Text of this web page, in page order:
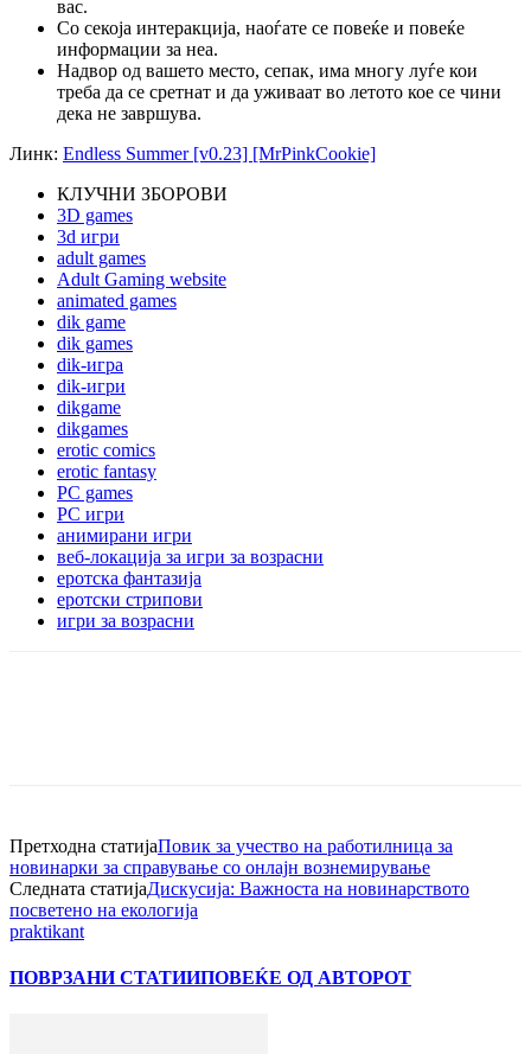
вас.
Со секоја интеракција, наоѓате се повеќе и повеќе
информации за неа.
Надвор од вашето место, сепак, има многу луѓе кои
треба да се сретнат и да уживаат во летото кое се чини
дека не завршува.
Линк: Endless Summer [v0.23] [MrPinkCookie]
КЛУЧНИ ЗБОРОВИ
3D games
3d игри
adult games
Adult Gaming website
animated games
dik game
dik games
dik-игра
dik-игри
dikgame
dikgames
erotic comics
erotic fantasy
PC games
PC игри
анимирани игри
веб-локација за игри за возрасни
еротска фантазија
еротски стрипови
игри за возрасни
Претходна статијаПовик за учество на работилница за
новинарки за справување со онлајн вознемирување
Следната статијаДискусија: Важноста на новинарството
посветено на екологија
praktikant
ПОВРЗАНИ СТАТИИПОВЕЌЕ ОД АВТОРОТ